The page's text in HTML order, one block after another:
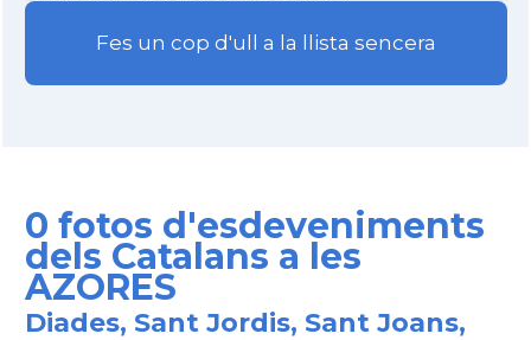
Fes un cop d'ull a la llista sencera
0 fotos d'esdeveniments
dels Catalans a les
AZORES
Diades, Sant Jordis, Sant Joans,